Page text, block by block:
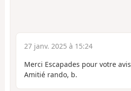
27 janv. 2025 à 15:24
Merci Escapades pour votre avis
Amitié rando, b.